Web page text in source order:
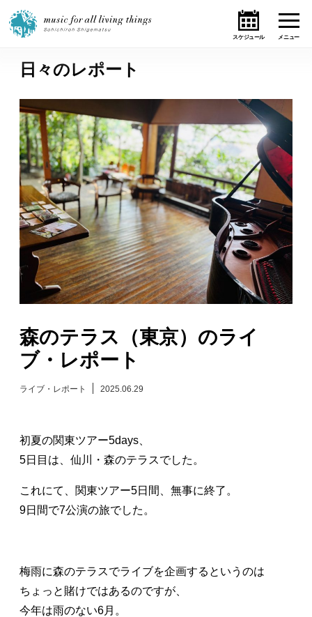
ホーム
ニュース
テーマ
ライブ・スケジュール
作品
オンライン・ショップ
ギャラリー
日々のレポート
演奏依頼
お問い合わせ
日々のレポート
森のテラス（東京）のライ
ブ・レポート
ライブ・レポート 2025.06.29
初夏の関東ツアー5days、
5日目は、仙川・森のテラスでした。
これにて、関東ツアー5日間、無事に終了。
9日間で7公演の旅でした。
梅雨に森のテラスでライブを企画するというのは
ちょっと賭けではあるのですが、
今年は雨のない6月。